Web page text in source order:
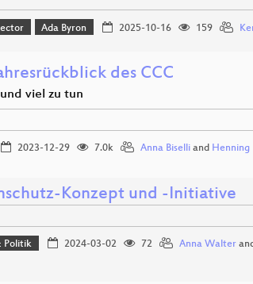
Ada Byron 2025-10-16 159
des CCC
viel zu tun
2023-12-29 7.0k Anna Biselliand Henning
Konzept und -Initiative
Politik 2024-03-02 72 Anna Walter